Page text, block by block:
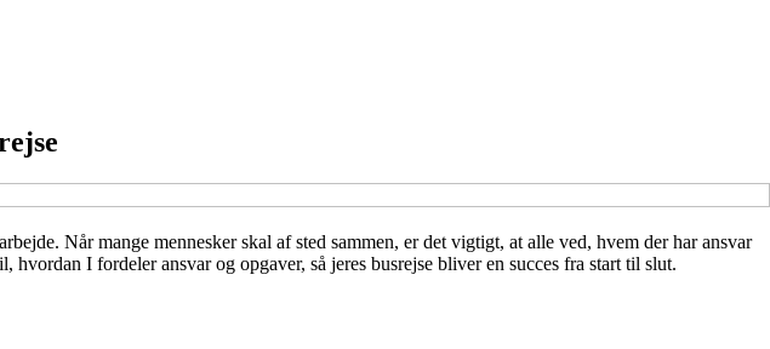
Når mange mennesker skal af sted sammen, er det vigtigt, at alle ved, hvem der har ansvar
I fordeler ansvar og opgaver, så jeres busrejse bliver en succes fra start til slut.